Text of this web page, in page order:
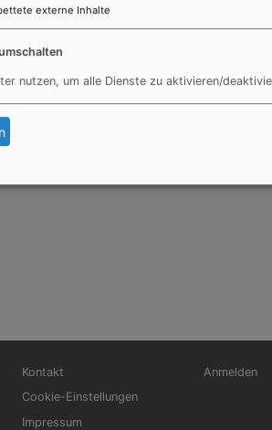
Fußbereichsmenü
Kontakt
Cookie-Einstellungen
Impressum
Anmelden
externe Inhalte
nutzen, um alle Dienste zu aktivieren/